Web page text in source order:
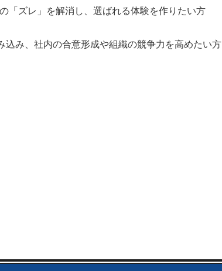
「ズレ」を解消し、選ばれる体験を作りたい方
込み、社内の合意形成や組織の競争力を高めたい方